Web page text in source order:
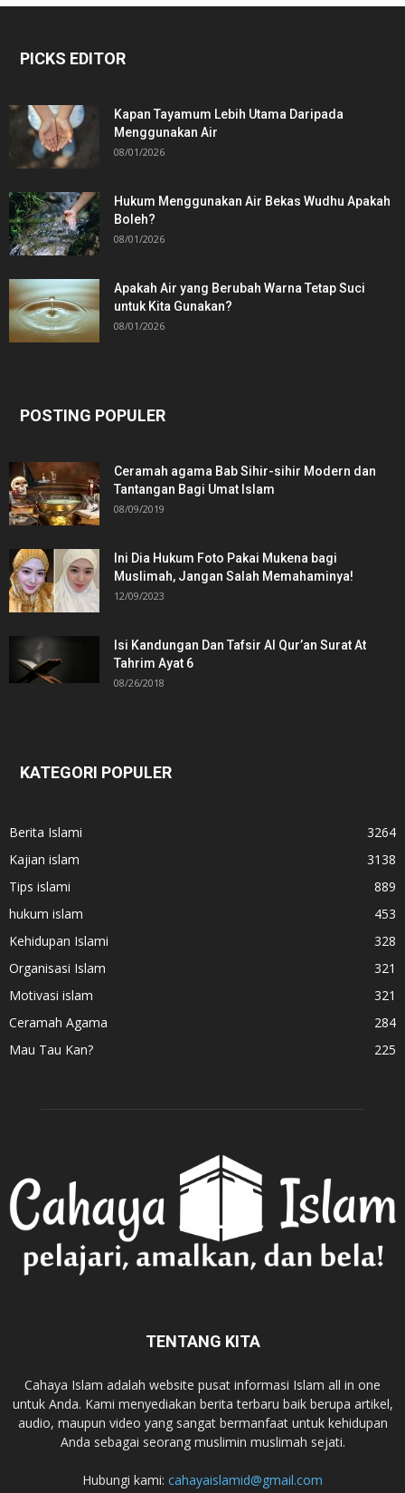
PICKS EDITOR
Kapan Tayamum Lebih Utama Daripada
Menggunakan Air
08/01/2026
Hukum Menggunakan Air Bekas Wudhu Apakah
Boleh?
08/01/2026
Apakah Air yang Berubah Warna Tetap Suci
untuk Kita Gunakan?
08/01/2026
POSTING POPULER
Ceramah agama Bab Sihir-sihir Modern dan
Tantangan Bagi Umat Islam
08/09/2019
Ini Dia Hukum Foto Pakai Mukena bagi
Muslimah, Jangan Salah Memahaminya!
12/09/2023
Isi Kandungan Dan Tafsir Al Qur’an Surat At
Tahrim Ayat 6
08/26/2018
KATEGORI POPULER
Berita Islami
3264
Kajian islam
3138
Tips islami
889
hukum islam
453
Kehidupan Islami
328
Organisasi Islam
321
Motivasi islam
321
Ceramah Agama
284
Mau Tau Kan?
225
TENTANG KITA
Cahaya Islam adalah website pusat informasi Islam all in one
untuk Anda. Kami menyediakan berita terbaru baik berupa artikel,
audio, maupun video yang sangat bermanfaat untuk kehidupan
Anda sebagai seorang muslimin muslimah sejati.
Hubungi kami: cahayaislamid@gmail.com